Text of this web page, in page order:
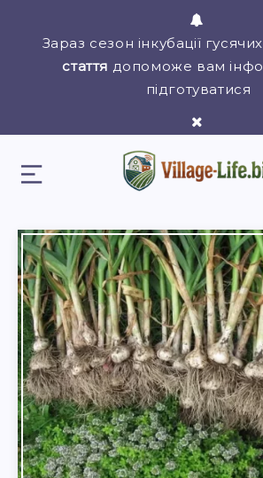
Зараз сезон інкубації
стаття допоможе вам
підготуватися